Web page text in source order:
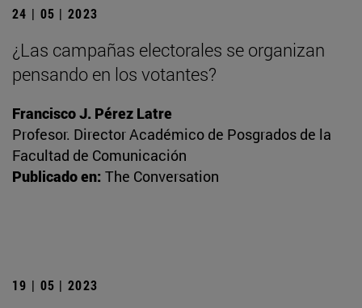
24 | 05 | 2023
¿Las campañas electorales se organizan
pensando en los votantes?
Francisco J. Pérez Latre
Profesor. Director Académico de Posgrados de la
Facultad de Comunicación
Publicado en: The Conversation
19 | 05 | 2023